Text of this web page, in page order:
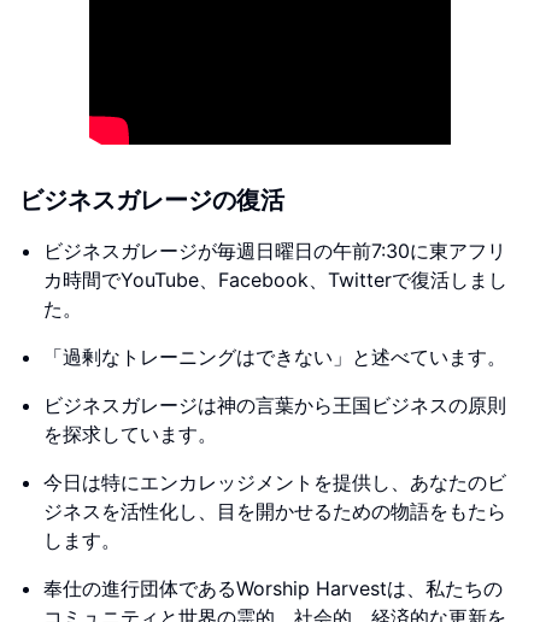
ビジネスガレージの復活
ビジネスガレージが毎週日曜日の午前7:30に東アフリ
カ時間でYouTube、Facebook、Twitterで復活しまし
た。
「過剰なトレーニングはできない」と述べています。
ビジネスガレージは神の言葉から王国ビジネスの原則
を探求しています。
今日は特にエンカレッジメントを提供し、あなたのビ
ジネスを活性化し、目を開かせるための物語をもたら
します。
奉仕の進行団体であるWorship Harvestは、私たちの
コミュニティと世界の霊的、社会的、経済的な更新を